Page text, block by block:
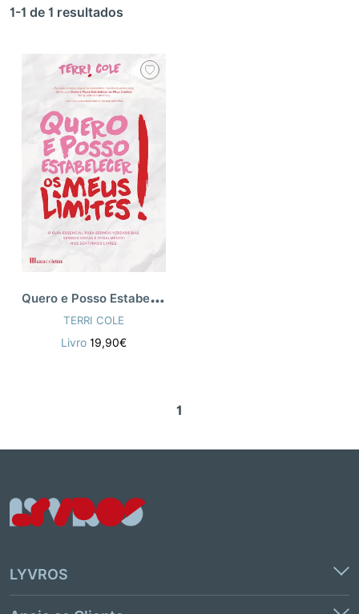
1-1 de 1 resultados
Q
uero e Posso Estabelecer os Meus Limites!
TERRI COLE
Livro 19,90€
1
LYVROS